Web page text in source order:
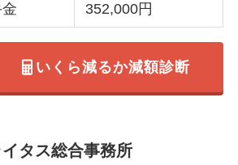
352,000円
いくら減るか減額診断
タス総合事務所